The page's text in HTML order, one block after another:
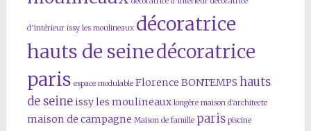
d’intérieur issy les moulineaux décoratrice
hauts de seinedécoratrice
paris espace modulable Florence BONTEMPS hauts
de seine issy les moulineaux longère maison d'architecte
maison de campagne Maison de famille paris piscine